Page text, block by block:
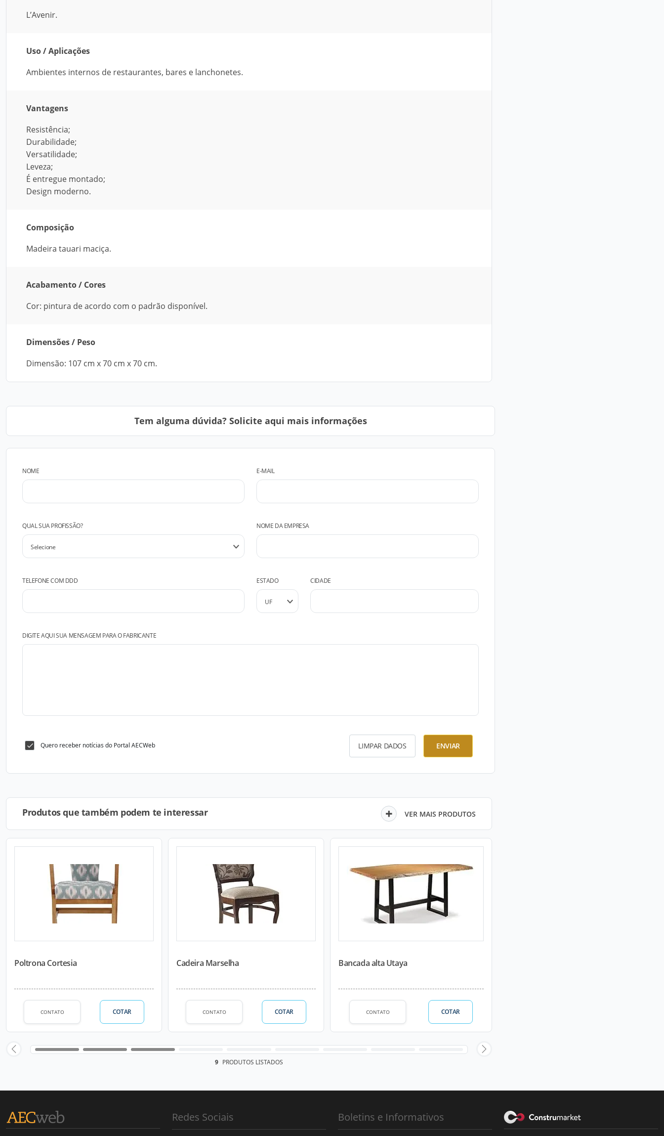
L’Avenir.
Uso / Aplicações
Ambientes internos de restaurantes, bares e lanchonetes.
Vantagens
Resistência;
Durabilidade;
Versatilidade;
Leveza;
É entregue montado;
Design moderno.
Composição
Madeira tauari maciça.
Acabamento / Cores
Cor: pintura de acordo com o padrão disponível.
Dimensões / Peso
Dimensão: 107 cm x 70 cm x 70 cm.
Tem alguma dúvida? Solicite aqui mais informações
NOME E-MAIL
QUAL SUA PROFISSÃO? NOME DA EMPRESA
TELEFONE COM DDD ESTADO CIDADE
DIGITE AQUI SUA MENSAGEM PARA O FABRICANTE
Quero receber notícias do Portal AECWeb LIMPAR DADOS ENVIAR
Produtos que também podem te interessar VER MAIS PRODUTOS
Poltrona Cortesia
CONTATO COTAR
Cadeira Marselha
CONTATO COTAR
Bancada alta Utaya
CONTATO COTAR
9 PRODUTOS LISTADOS
Redes Sociais Boletins e Informativos